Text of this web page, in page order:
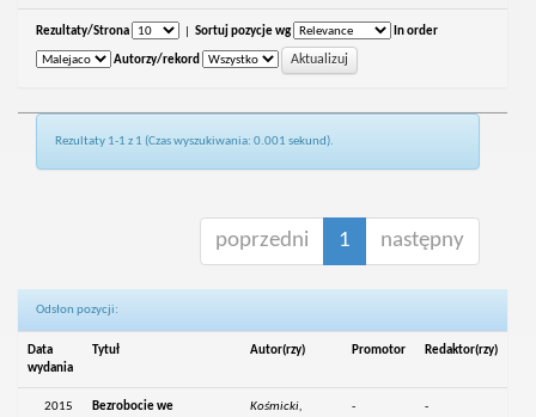
Rezultaty/Strona Sortuj pozycje wg In order
Autorzy/rekord
Rezultaty 1-1 z 1 (Czas wyszukiwania: 0.001 sekund).
poprzedni 1 następny
Odsłon pozycji:
Data
wydania
Tytuł Autor(rzy) Promotor Redaktor(rzy)
2015
Bezrobocie we
Kośmicki,
- -